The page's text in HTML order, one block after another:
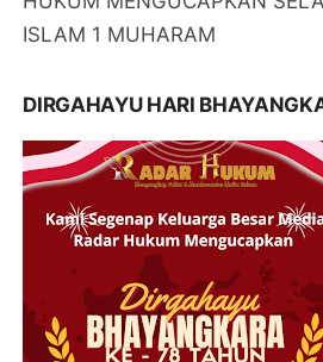
ISLAM 1 MUHARAM
DIRGAHAYU HARI